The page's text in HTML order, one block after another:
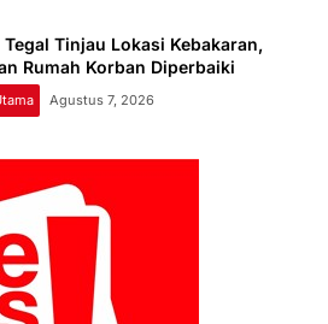
Tegal Tinjau Lokasi Kebakaran,
Rumah Korban Diperbaiki
Agustus 7, 2026